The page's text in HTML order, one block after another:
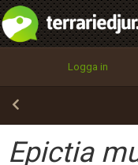
Logga in
Epictia
integritetspolicy
Namn:
Epost:
Begär nytt lösenord